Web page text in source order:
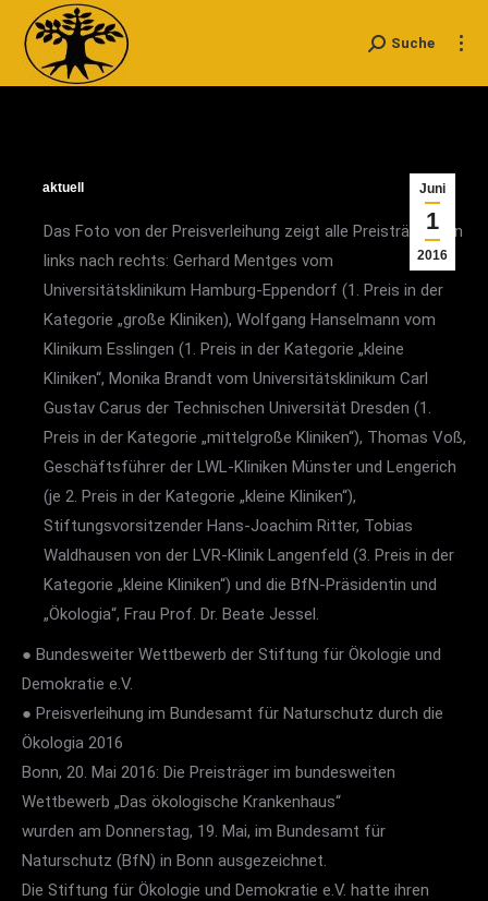
Search:
Suche
Juni
1
2016
aktuell
Das Foto von der Preisverleihung zeigt alle Preisträger von
links nach rechts: Gerhard Mentges vom
Universitätsklinikum Hamburg-Eppendorf (1. Preis in der
Kategorie „große Kliniken), Wolfgang Hanselmann vom
Klinikum Esslingen (1. Preis in der Kategorie „kleine
Kliniken“, Monika Brandt vom Universitätsklinikum Carl
Gustav Carus der Technischen Universität Dresden (1.
Preis in der Kategorie „mittelgroße Kliniken“), Thomas Voß,
Geschäftsführer der LWL-Kliniken Münster und Lengerich
(je 2. Preis in der Kategorie „kleine Kliniken“),
Stiftungsvorsitzender Hans-Joachim Ritter, Tobias
Waldhausen von der LVR-Klinik Langenfeld (3. Preis in der
Kategorie „kleine Kliniken“) und die BfN-Präsidentin und
„Ökologia“, Frau Prof. Dr. Beate Jessel.
● Bundesweiter Wettbewerb der Stiftung für Ökologie und
Demokratie e.V.
● Preisverleihung im Bundesamt für Naturschutz durch die
Ökologia 2016
Bonn, 20. Mai 2016: Die Preisträger im bundesweiten
Wettbewerb „Das ökologische Krankenhaus“
wurden am Donnerstag, 19. Mai, im Bundesamt für
Naturschutz (BfN) in Bonn ausgezeichnet.
Die Stiftung für Ökologie und Demokratie e.V. hatte ihren